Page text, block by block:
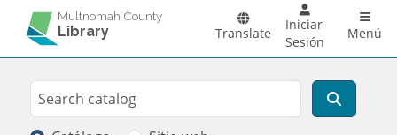
Pasar al contenido principal
Multnomah County
Library Translate
Iniciar
Sesión
Menú
Search
Buscar